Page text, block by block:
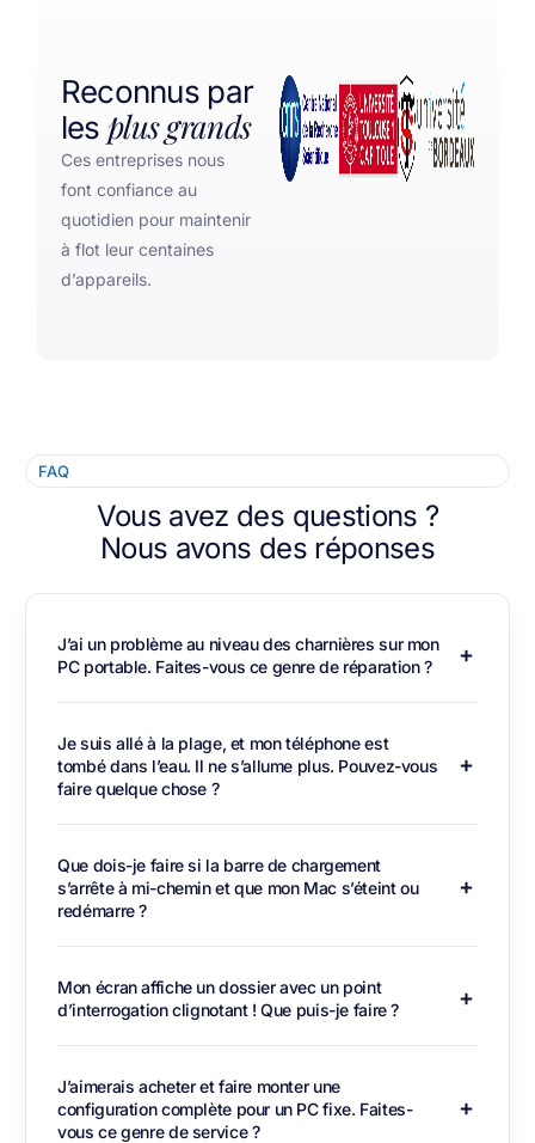
Reconnus par
les plus grands
Ces entreprises nous
font confiance au
quotidien pour maintenir
à flot leur centaines
d’appareils.
FAQ
Vous avez des questions ?
Nous avons des réponses
J’ai un problème au niveau des charnières sur mon
PC portable. Faites-vous ce genre de réparation ?
Je suis allé à la plage, et mon téléphone est
tombé dans l’eau. Il ne s’allume plus. Pouvez-vous
faire quelque chose ?
Que dois-je faire si la barre de chargement
s’arrête à mi-chemin et que mon Mac s’éteint ou
redémarre ?
Mon écran affiche un dossier avec un point
d’interrogation clignotant ! Que puis-je faire ?
J’aimerais acheter et faire monter une
configuration complète pour un PC fixe. Faites-
vous ce genre de service ?